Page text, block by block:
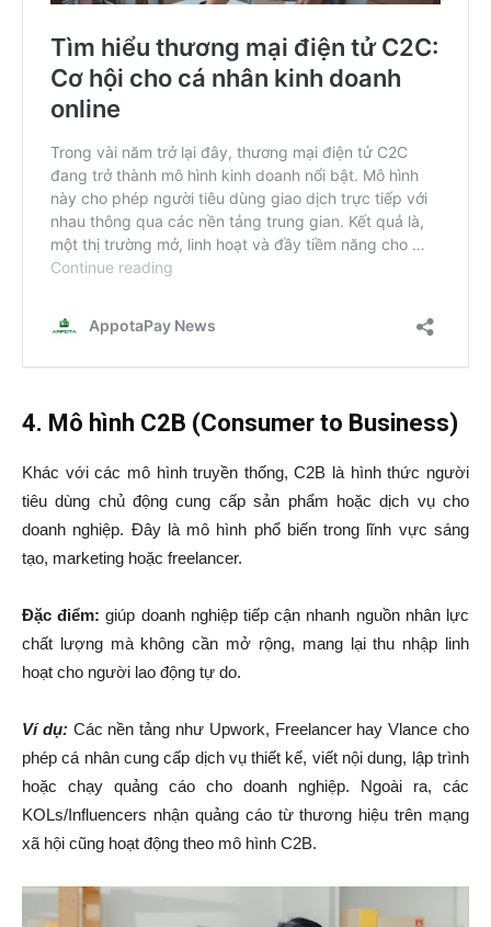
4. Mô hình C2B (Consumer to Business)
Khác với các mô hình truyền thống, C2B là hình thức người
tiêu dùng chủ động cung cấp sản phẩm hoặc dịch vụ cho
doanh nghiệp. Đây là mô hình phổ biến trong lĩnh vực sáng
tạo, marketing hoặc freelancer.
Đặc điểm: giúp doanh nghiệp tiếp cận nhanh nguồn nhân lực
chất lượng mà không cần mở rộng, mang lại thu nhập linh
hoạt cho người lao động tự do.
Ví dụ:Các nền tảng như Upwork, Freelancer hay Vlance cho
phép cá nhân cung cấp dịch vụ thiết kế, viết nội dung, lập trình
hoặc chạy quảng cáo cho doanh nghiệp. Ngoài ra, các
KOLs/Influencers nhận quảng cáo từ thương hiệu trên mạng
xã hội cũng hoạt động theo mô hình C2B.